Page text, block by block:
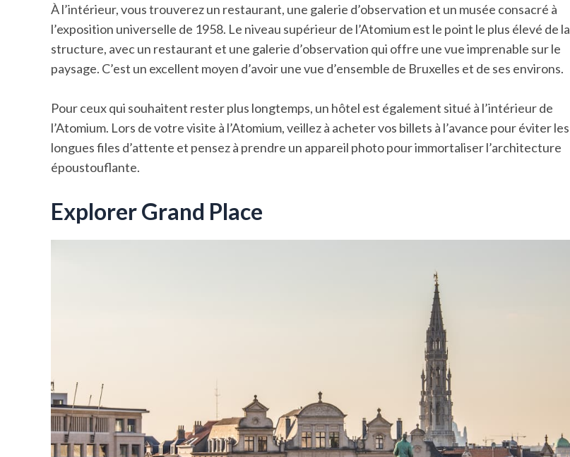
À l’intérieur, vous trouverez un restaurant, une galerie d’observation et un musée consacré à
l’exposition universelle de 1958. Le niveau supérieur de l’Atomium est le point le plus élevé de la
structure, avec un restaurant et une galerie d’observation qui offre une vue imprenable sur le
paysage. C’est un excellent moyen d’avoir une vue d’ensemble de Bruxelles et de ses environs.
Pour ceux qui souhaitent rester plus longtemps, un hôtel est également situé à l’intérieur de
l’Atomium. Lors de votre visite à l’Atomium, veillez à acheter vos billets à l’avance pour éviter les
longues files d’attente et pensez à prendre un appareil photo pour immortaliser l’architecture
époustouflante.
Explorer Grand Place